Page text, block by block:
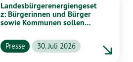
Landesbürgerenergiengeset
z: Bürgerinnen und Bürger
sowie Kommunen sollen
profitieren
Presse 30. Juli 2026